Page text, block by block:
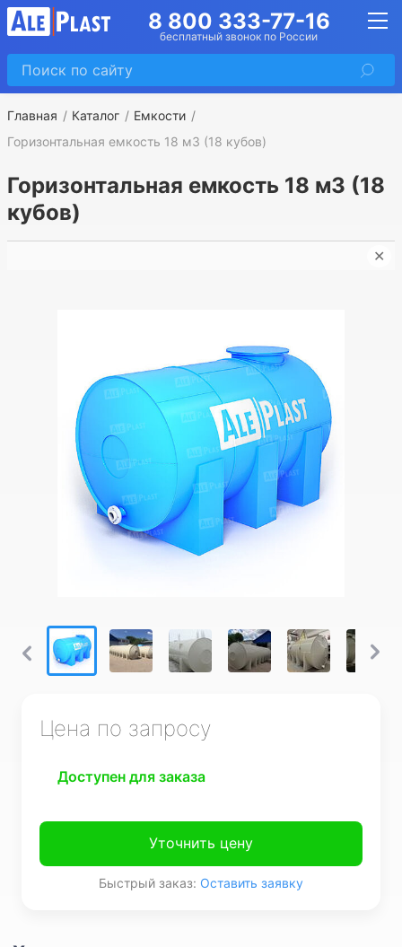
8 800 333-77-16
бесплатный звонок по России
Главная Каталог
Емкости
Горизонтальная емкость 18 м3 (18 кубов)
Горизонтальная емкость 18 м3 (18
кубов)
✕
Цена по запросу
Доступен для заказа
Уточнить цену
Быстрый заказ: Оставить заявку